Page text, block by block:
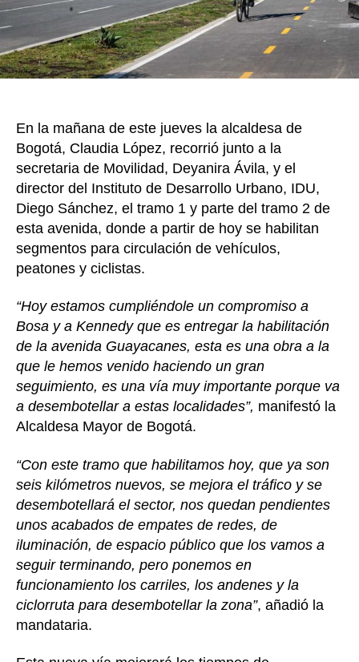
tras
de
la
En la mañana de este jueves la alcaldesa de
Bogotá, Claudia López, recorrió junto a la
secretaria de Movilidad, Deyanira Ávila, y el
director del Instituto de Desarrollo Urbano, IDU,
Diego Sánchez, el tramo 1 y parte del tramo 2 de
esta avenida, donde a partir de hoy se habilitan
segmentos para circulación de vehículos,
peatones y ciclistas.
“Hoy estamos cumpliéndole un compromiso a
Bosa y a Kennedy que es entregar la habilitación
de la avenida Guayacanes, esta es una obra a la
que le hemos venido haciendo un gran
seguimiento, es una vía muy importante porque va
a desembotellar a estas localidades”, manifestó la
Alcaldesa Mayor de Bogotá.
“Con este tramo que habilitamos hoy, que ya son
seis kilómetros nuevos, se mejora el tráfico y se
desembotellará el sector, nos quedan pendientes
unos acabados de empates de redes, de
iluminación, de espacio público que los vamos a
seguir terminando, pero ponemos en
funcionamiento los carriles, los andenes y la
ciclorruta para desembotellar la zona”, añadió la
mandataria.